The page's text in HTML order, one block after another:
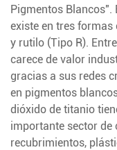
Pigmentos Blancos".
existe en tres
y rutilo (Tipo R).
carece de valor
gracias a sus redes
en pigmentos
dióxido de titanio
importante sector de
recubrimientos,